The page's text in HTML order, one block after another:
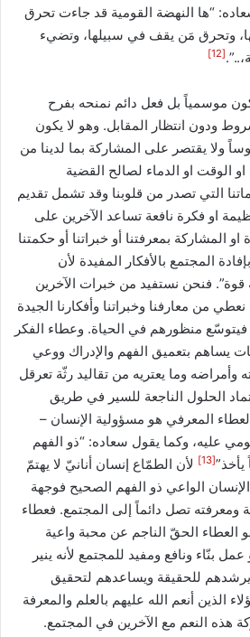
“ها النهضة القومية قد جاءت تحرق
وتحرق مَن يقف في سبيلها، وتضيء
[12]
موسمياً بل فعل دائم نمنحه بفرح
ودون انتظار المقابل. وهو لا يكون
ولا يقتصر على المشاركة بما لدينا من
الوقت او الدماء لصالح القضية
التي تصدر من قلوبنا وقد تشمل تقديم
او فكرة نافعة تساعد الآخرين على
بمعرفتنا أو خبراتنا أو حكمتنا
المجتمع بالأفكار المفيدة لأن
قوة”. فنحن نستفيد من خبرات الآخرين
من معارفنا وخبراتنا وأفكارنا الجيدة
فيتوسّع منظورهم في الحياة. وعطاء الفكر
يساهم بتعميق الفهم والإدراك ووعي
وما يعتريه من تقاليد رثّة تعرقل
الحلول الناجعة للسير في طريق
المعرفي هو مسؤولية الإنسان –
عليه، وكما يقول سعاده: “ذو الفهم
يأخذ”[13]
لأن الطمّاع إنسان أنانيّ لا يهتمّ
الإنسان الواعي ذو الفهم الصحيح فوجهة
ومعرفته تصل دائماً إلى المجتمع. فعطاء
العطاء الحقّ الناجم عن محبة واعية
بنّاء ونافع ومفيد للمجتمع لأنه ينير
للحقيقة ويساعدهم لتحقيق
الذين أنعم الله عليهم بالعلم والمعرفة
هذه النعم مع الآخرين في المجتمع.